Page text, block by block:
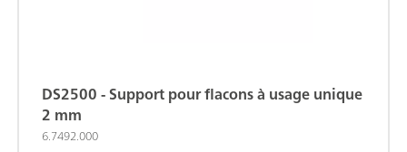
DS2500 - Support pour flacons à usage unique
2 mm
6.7492.000